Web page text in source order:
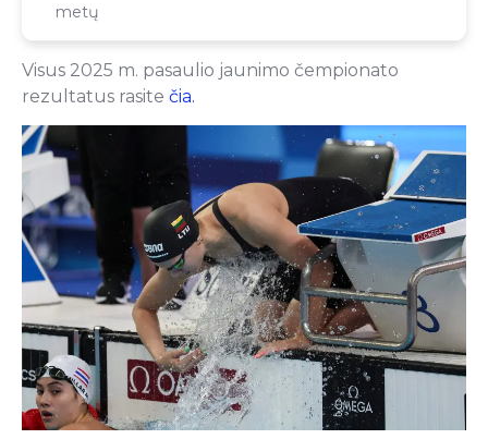
metų
Visus 2025 m. pasaulio jaunimo čempionato
rezultatus rasite čia.